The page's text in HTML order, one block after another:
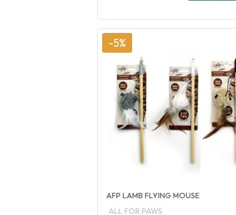
-5%
AFP LAMB FLYING MOUSE
ALL FOR PAWS